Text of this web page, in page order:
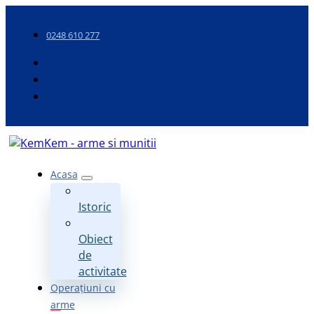
0248 610 277
Acasa
Istoric
Obiect
de
activitate
Operațiuni cu
arme